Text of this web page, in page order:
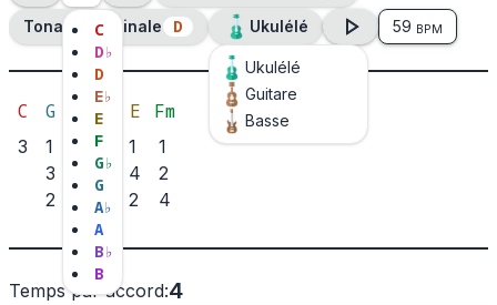
C
D♭
D
E♭
E
F
G♭
G
A♭
A
B♭
B
Tonalité originale D Ukulélé
Ukulélé
Guitare
Basse
59 BPM
C
3
G
1
3
2
Am
2
F
2
1
E
1
4
2
Fm
1
2
4
Temps par accord:4